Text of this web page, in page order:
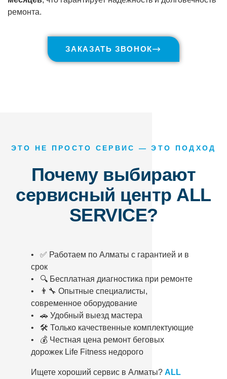
ремонта.
ЗАКАЗАТЬ ЗВОНОК
ЭТО НЕ ПРОСТО СЕРВИС — ЭТО ПОДХОД
Почему выбирают
сервисный центр ALL
SERVICE?
• ✅ Работаем по Алматы с гарантией и в
срок
• 🔍 Бесплатная диагностика при ремонте
• 👨‍🔧 Опытные специалисты,
современное оборудование
• 🚗 Удобный выезд мастера
• 🛠️ Только качественные комплектующие
• 💰 Честная цена ремонт беговых
дорожек Life Fitness недорого
Ищете хороший сервис в Алматы? ALL